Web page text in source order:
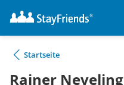
Startseite
Rainer Neveling